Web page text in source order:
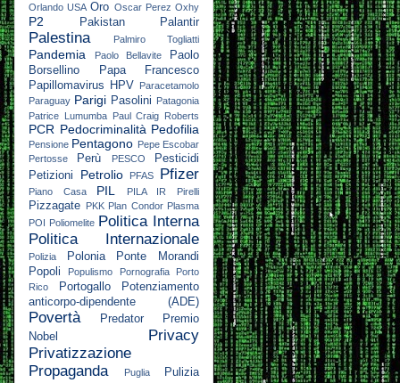
Orlando USA Oro Oscar Perez Oxhy
P2 Pakistan Palantir
Palestina Palmiro Togliatti
Pandemia Paolo Bellavite
Paolo
Borsellino
Papa Francesco
Papillomavirus HPV
Paracetamolo
Paraguay Parigi Pasolini Patagonia
Patrice Lumumba
Paul Craig Roberts
PCR Pedocriminalità Pedofilia
Pensione Pentagono Pepe Escobar
Pertosse
Perù PESCO
Pesticidi
Petizioni
Petrolio PFAS Pfizer
Piano Casa PIL PILA IR Pirelli
Pizzagate PKK Plan Condor Plasma
POI Poliomelite Politica Interna
Politica Internazionale
Polizia Polonia
Ponte Morandi
Popoli
Populismo Pornografia
Porto
Rico
Portogallo
Potenziamento
anticorpo-dipendente (ADE)
Povertà Predator
Premio
Nobel
Privacy
Privatizzazione
Propaganda
Puglia
Pulizia